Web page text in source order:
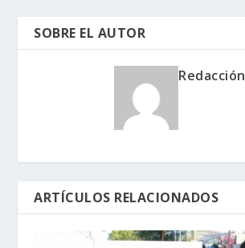
SOBRE EL AUTOR
Redacción
ARTÍCULOS RELACIONADOS